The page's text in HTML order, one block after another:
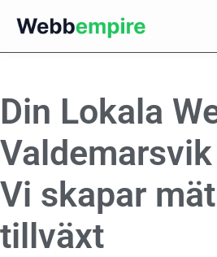
Din Lokala
Vi skapar
tillväxt